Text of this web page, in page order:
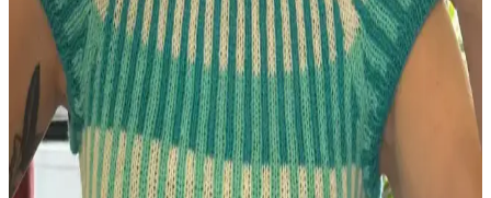
Örgüyle Evliliğin Derin Bağları: İpliklerin Günlük
Hayattaki Rolü ve Anlamı
Örgüyle evli çiftlerin hayatında iplikler, sadece hobi değil; evde izler
bırakan, sessiz iletişim sağlayan ve kültürel anlamlar taşıyan önemli
bağlardır. Bu yazı, örgü ipliklerinin evlilikteki rolünü inceliyor.
Bernat Softee Baby Cotton ile Leaf and Lace Set
Deseniyle Küçük Kazak ve Battaniye Örgüsü